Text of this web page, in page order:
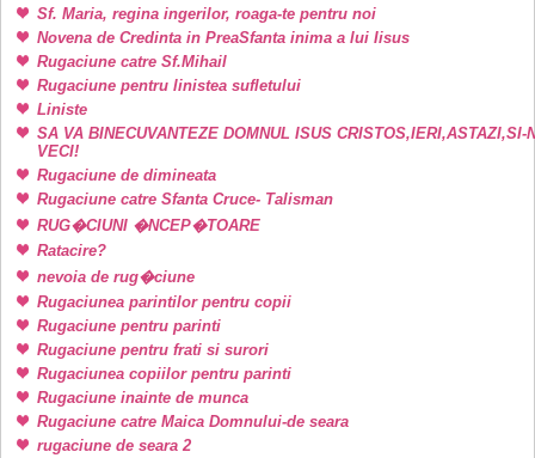
Sf. Maria, regina ingerilor, roaga-te pentru noi
Novena de Credinta in PreaSfanta inima a lui Iisus
Rugaciune catre Sf.Mihail
Rugaciune pentru linistea sufletului
Liniste
SA VA BINECUVANTEZE DOMNUL ISUS CRISTOS,IERI,ASTAZI,SI-
VECI!
Rugaciune de dimineata
Rugaciune catre Sfanta Cruce- Talisman
RUG�CIUNI �NCEP�TOARE
Ratacire?
nevoia de rug�ciune
Rugaciunea parintilor pentru copii
Rugaciune pentru parinti
Rugaciune pentru frati si surori
Rugaciunea copiilor pentru parinti
Rugaciune inainte de munca
Rugaciune catre Maica Domnului-de seara
rugaciune de seara 2